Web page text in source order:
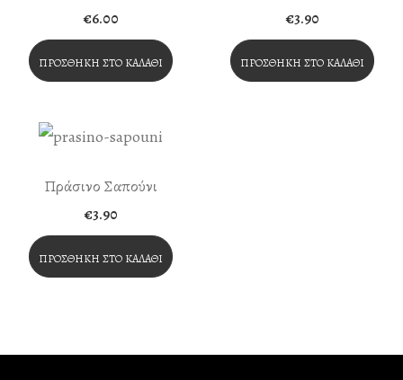
€6.00
ΠΡΟΣΘΉΚΗ ΣΤΟ ΚΑΛΆΘΙ
€3.90
ΠΡΟΣΘΉΚΗ ΣΤΟ ΚΑΛΆΘΙ
Πράσινο Σαπούνι
€3.90
ΠΡΟΣΘΉΚΗ ΣΤΟ ΚΑΛΆΘΙ